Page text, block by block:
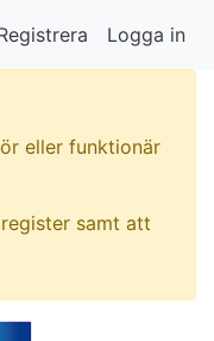
Logga in
eller funktionär
samt att